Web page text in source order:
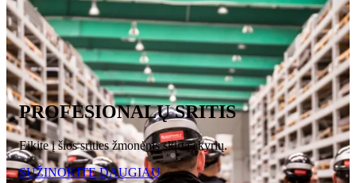
PROFESIONALŲ SRITIS
Eikite į šios srities žmonėms skirtą skyrių.
SUŽINOKITE DAUGIAU